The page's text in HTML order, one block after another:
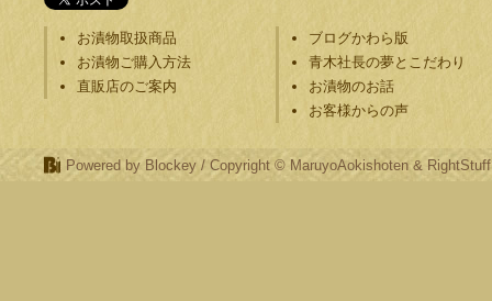
お漬物取扱商品
お漬物ご購入方法
直販店のご案内
ブログかわら版
青木社長の夢とこだわり
お漬物のお話
お客様からの声
Powered by Blockey / Copyright © MaruyoAokishoten & RightStuff